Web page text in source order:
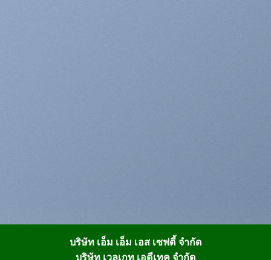
บริษัท เอ็ม เอ็ม เอส เซฟตี้ จำกัด
บริษัท เวลเกท เอดีเทค จำกัด